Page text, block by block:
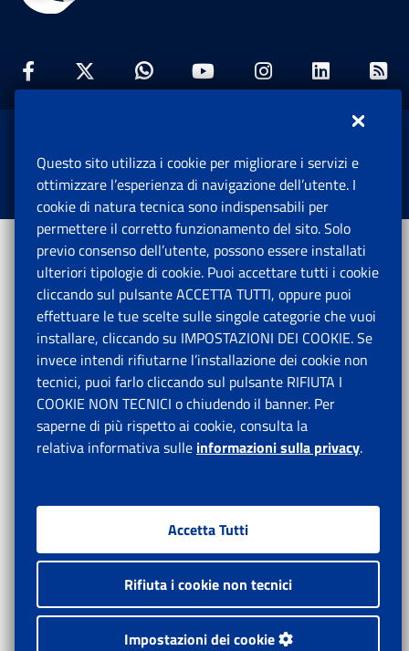
Facebook: Apre una nuova finestra
Twitter: Apre una nuova finestra
Whatsapp: Apre una nuova
Youtube: Apre una
Instagram:
Istituto Nazionale Previdenza Sociale.
Tutti i diritti riservati.
Questo sito utilizza i cookie per migliorare i servizi e
ottimizzare l’esperienza di navigazione dell’utente. I
cookie di natura tecnica sono indispensabili per
permettere il corretto funzionamento del sito. Solo
previo consenso dell’utente, possono essere installati
ulteriori tipologie di cookie. Puoi accettare tutti i cookie
cliccando sul pulsante ACCETTA TUTTI, oppure puoi
effettuare le tue scelte sulle singole categorie che vuoi
installare, cliccando su IMPOSTAZIONI DEI COOKIE. Se
invece intendi rifiutarne l’installazione dei cookie non
tecnici, puoi farlo cliccando sul pulsante RIFIUTA I
COOKIE NON TECNICI o chiudendo il banner. Per
saperne di più rispetto ai cookie, consulta la
relativa informativa sulle informazioni sulla privacy.
Accetta Tutti
Rifiuta i cookie non tecnici
Impostazioni dei cookie